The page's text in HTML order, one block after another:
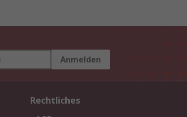
Anmelden
Rechtliches